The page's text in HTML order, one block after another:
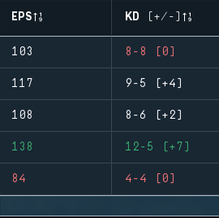
EPS KD (+/-)
103 8-8 (0)
117 9-5 (+4)
108 8-6 (+2)
138 12-5 (+7)
84 4-4 (0)